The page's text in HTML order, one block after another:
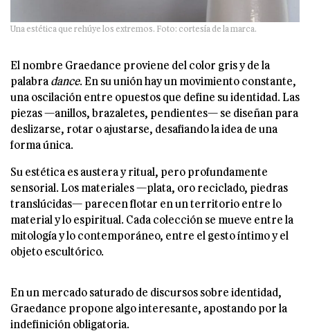
Una estética que rehúye los extremos. Foto: cortesía de la marca.
El nombre Graedance proviene del color gris y de la
palabra dance. En su unión hay un movimiento constante,
una oscilación entre opuestos que define su identidad. Las
piezas —anillos, brazaletes, pendientes— se diseñan para
deslizarse, rotar o ajustarse, desafiando la idea de una
forma única.
Su estética es austera y ritual, pero profundamente
sensorial. Los materiales —plata, oro reciclado, piedras
translúcidas— parecen flotar en un territorio entre lo
material y lo espiritual. Cada colección se mueve entre la
mitología y lo contemporáneo, entre el gesto íntimo y el
objeto escultórico.
En un mercado saturado de discursos sobre identidad,
Graedance propone algo interesante, apostando por la
indefinición obligatoria.